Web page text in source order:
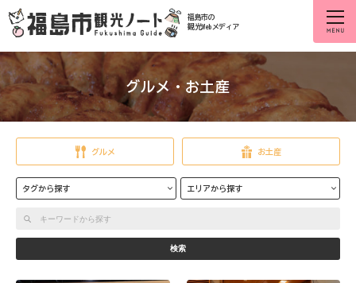
福島市の
観光Webメディア
グルメ・お土産
グルメ お土産
タグから探す エリアから探す
検索